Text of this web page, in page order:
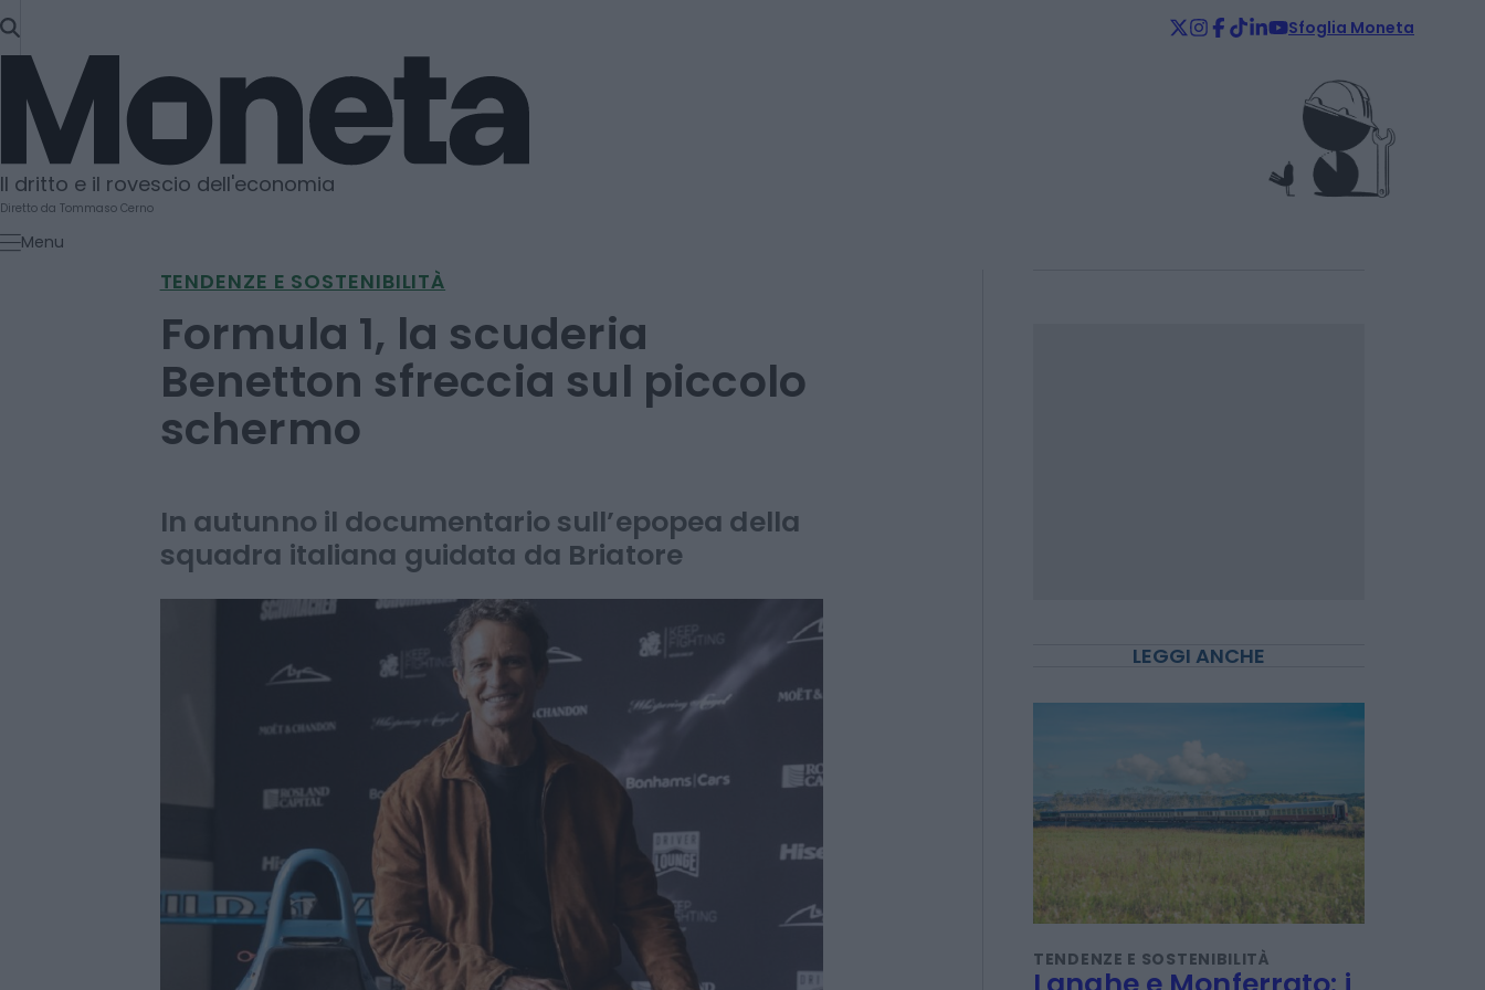
SKIP
TO
CONTENT
Sfoglia Moneta
Moneta
Il dritto e il rovescio dell'economia
Diretto da Tommaso Cerno
Menu
TENDENZE E SOSTENIBILITÀ
Formula 1, la scuderia
schermo
In autunno il documentario sull’epopea della
squadra italiana guidata da Briatore
LEGGI ANCHE